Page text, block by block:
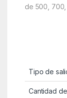
de 500, 700,
Tipo de
Cantidad